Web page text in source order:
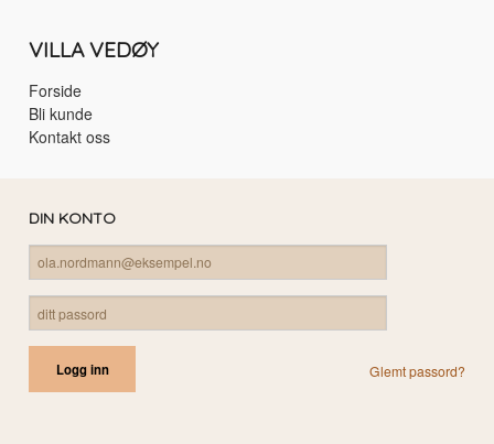
VILLA VEDØY
Forside
Bli kunde
Kontakt oss
DIN KONTO
Glemt passord?